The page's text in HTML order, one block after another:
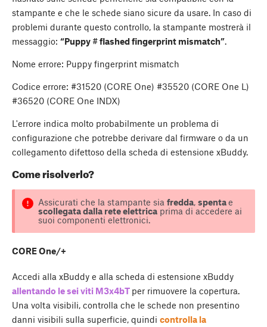
stampante e che le schede siano sicure da usare. In caso di
problemi durante questo controllo, la stampante mostrerà il
messaggio: “Puppy # flashed fingerprint mismatch”.
Nome errore: Puppy fingerprint mismatch
Codice errore: #31520 (CORE One) #35520 (CORE One L)
#36520 (CORE One INDX)
L'errore indica molto probabilmente un problema di
configurazione che potrebbe derivare dal firmware o da un
collegamento difettoso della scheda di estensione xBuddy.
Come risolverlo?
Assicurati che la stampante sia fredda, spentae
scollegata dalla rete elettricaprima di accedere ai
suoi componenti elettronici.
CORE One/+
Accedi alla xBuddy e alla scheda di estensione xBuddy
allentando le sei viti M3x4bT per rimuovere la copertura.
Una volta visibili, controlla che le schede non presentino
danni visibili sulla superficie, quindi controlla la